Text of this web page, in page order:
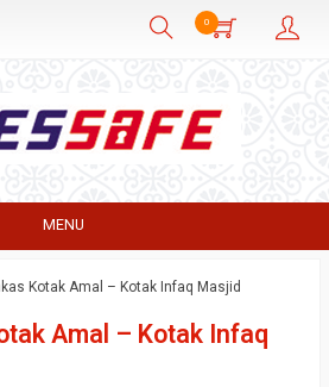
0
MENU
Kotak Amal – Kotak Infaq Masjid
Amal – Kotak Infaq